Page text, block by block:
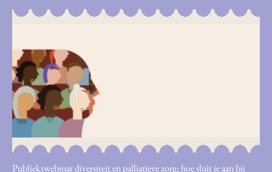
Publiekswebinar diversiteit en palliatieve zorg: hoe sluit je aan bij